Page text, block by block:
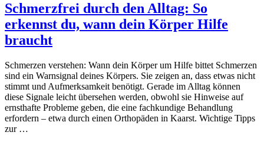
Schmerzfrei durch den Alltag: So
erkennst du, wann dein Körper Hilfe
braucht
Schmerzen verstehen: Wann dein Körper um Hilfe bittet Schmerzen
sind ein Warnsignal deines Körpers. Sie zeigen an, dass etwas nicht
stimmt und Aufmerksamkeit benötigt. Gerade im Alltag können
diese Signale leicht übersehen werden, obwohl sie Hinweise auf
ernsthafte Probleme geben, die eine fachkundige Behandlung
erfordern – etwa durch einen Orthopäden in Kaarst. Wichtige Tipps
zur …